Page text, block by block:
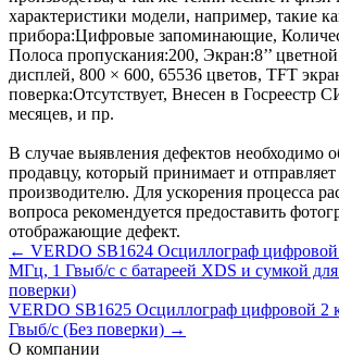
характеристики модели, например, такие
прибора:Цифровые запоминающие,
Полоса пропускания:200, Экран:8’’
дисплей, 800 × 600, 65536 цветов, TFT
поверка:Отсутствует, Внесен в Госреестр
месяцев, и пр.
В случае выявления дефектов необходимо
продавцу, который принимает и
производителю. Для ускорения процесса
вопроса рекомендуется предоставить
отображающие дефект.
← VERDO SB1624 Осциллограф цифровой
МГц, 1 Гвыб/с с батареей XDS и сумкой
поверки)
VERDO SB1625 Осциллограф цифровой 2
Гвыб/с (Без поверки) →
О компании